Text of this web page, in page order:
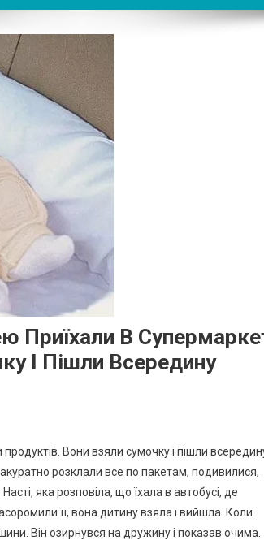
Приїхали В
І Пішли Всередину
Вони взяли сумочку і пішли
розклали все по пакетам, подивилися,
яка розповіла, що їхала в автобусі, де
її, вона дитину взяла і вийшла. Коли
Він озирнувся на дружину і показав очима.